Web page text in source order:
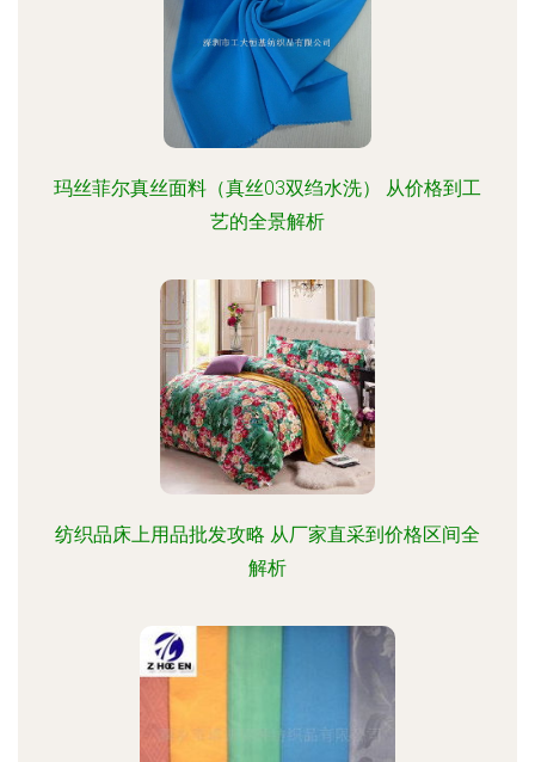
玛丝菲尔真丝面料（真丝03双绉水洗） 从价格到工
艺的全景解析
纺织品床上用品批发攻略 从厂家直采到价格区间全
解析